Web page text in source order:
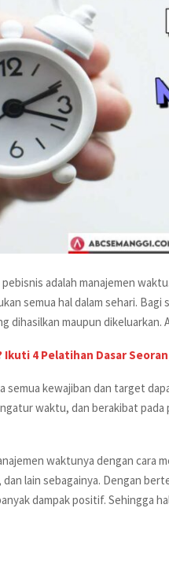
adalah manajemen
semua hal dalam sehari.
dihasilkan maupun dikeluarkan.
Ikuti 4 Pelatihan Dasar
semua kewajiban dan target
waktu, dan berakibat
waktunya dengan cara
lain sebagainya. Dengan
dampak positif. Sehingga